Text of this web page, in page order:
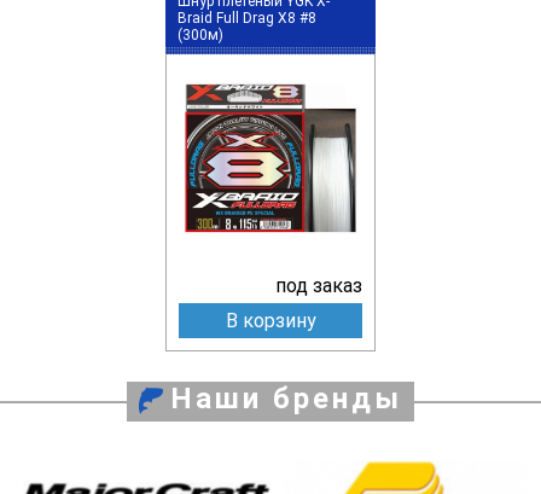
Braid Full Drag X8 #8
(300м)
под заказ
В корзину
Наши бренды